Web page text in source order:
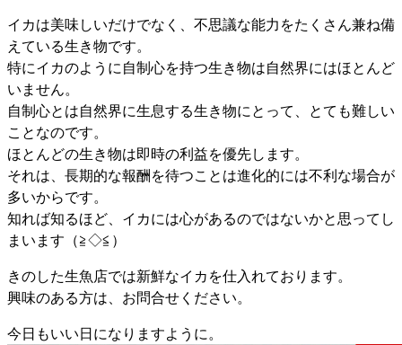
イカは美味しいだけでなく、不思議な能力をたくさん兼ね備
えている生き物です。
特にイカのように自制心を持つ生き物は自然界にはほとんど
いません。
自制心とは自然界に生息する生き物にとって、とても難しい
ことなのです。
ほとんどの生き物は即時の利益を優先します。
それは、長期的な報酬を待つことは進化的には不利な場合が
多いからです。
知れば知るほど、イカには心があるのではないかと思ってし
まいます（≧◇≦）
きのした生魚店では新鮮なイカを仕入れております。
興味のある方は、お問合せください。
今日もいい日になりますように。